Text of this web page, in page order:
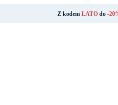
Z kodem LATOdo -